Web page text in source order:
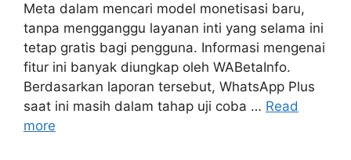
Meta dalam mencari model monetisasi baru,
tanpa mengganggu layanan inti yang selama ini
tetap gratis bagi pengguna. Informasi mengenai
fitur ini banyak diungkap oleh WABetaInfo.
Berdasarkan laporan tersebut, WhatsApp Plus
saat ini masih dalam tahap uji coba … Read
more